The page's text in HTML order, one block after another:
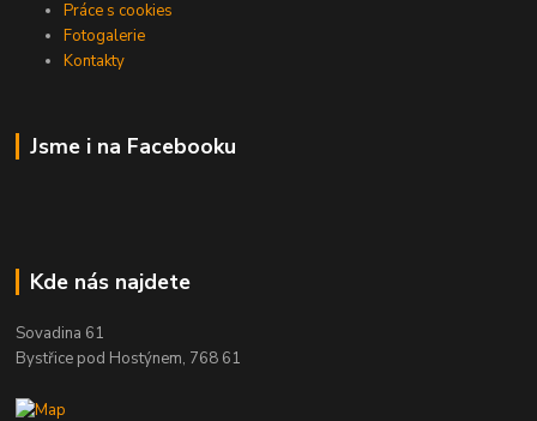
Práce s cookies
Fotogalerie
Kontakty
Jsme i na Facebooku
Kde nás najdete
Sovadina 61
Bystřice pod Hostýnem, 768 61